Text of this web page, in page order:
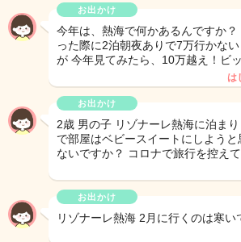
お出かけ
今年は、熱海で何かあるんですか
った際に2泊朝夜ありで7万行かな
が 今年見てみたら、10万越え！ビ
は
お出かけ
2歳 男の子 リゾナーレ熱海に泊ま
で部屋はベビースイートにしよう
ないですか？ コロナで旅行を控え
お出かけ
リゾナーレ熱海 2月に行くのは寒い